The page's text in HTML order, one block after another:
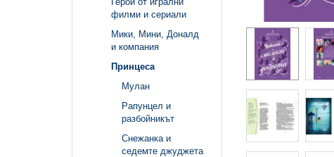
филми и сериали
Мики, Мини, Доналд
и компания
Принцеса
Мулан
Рапунцел и
разбойникът
Снежанка и
седемте джуджета